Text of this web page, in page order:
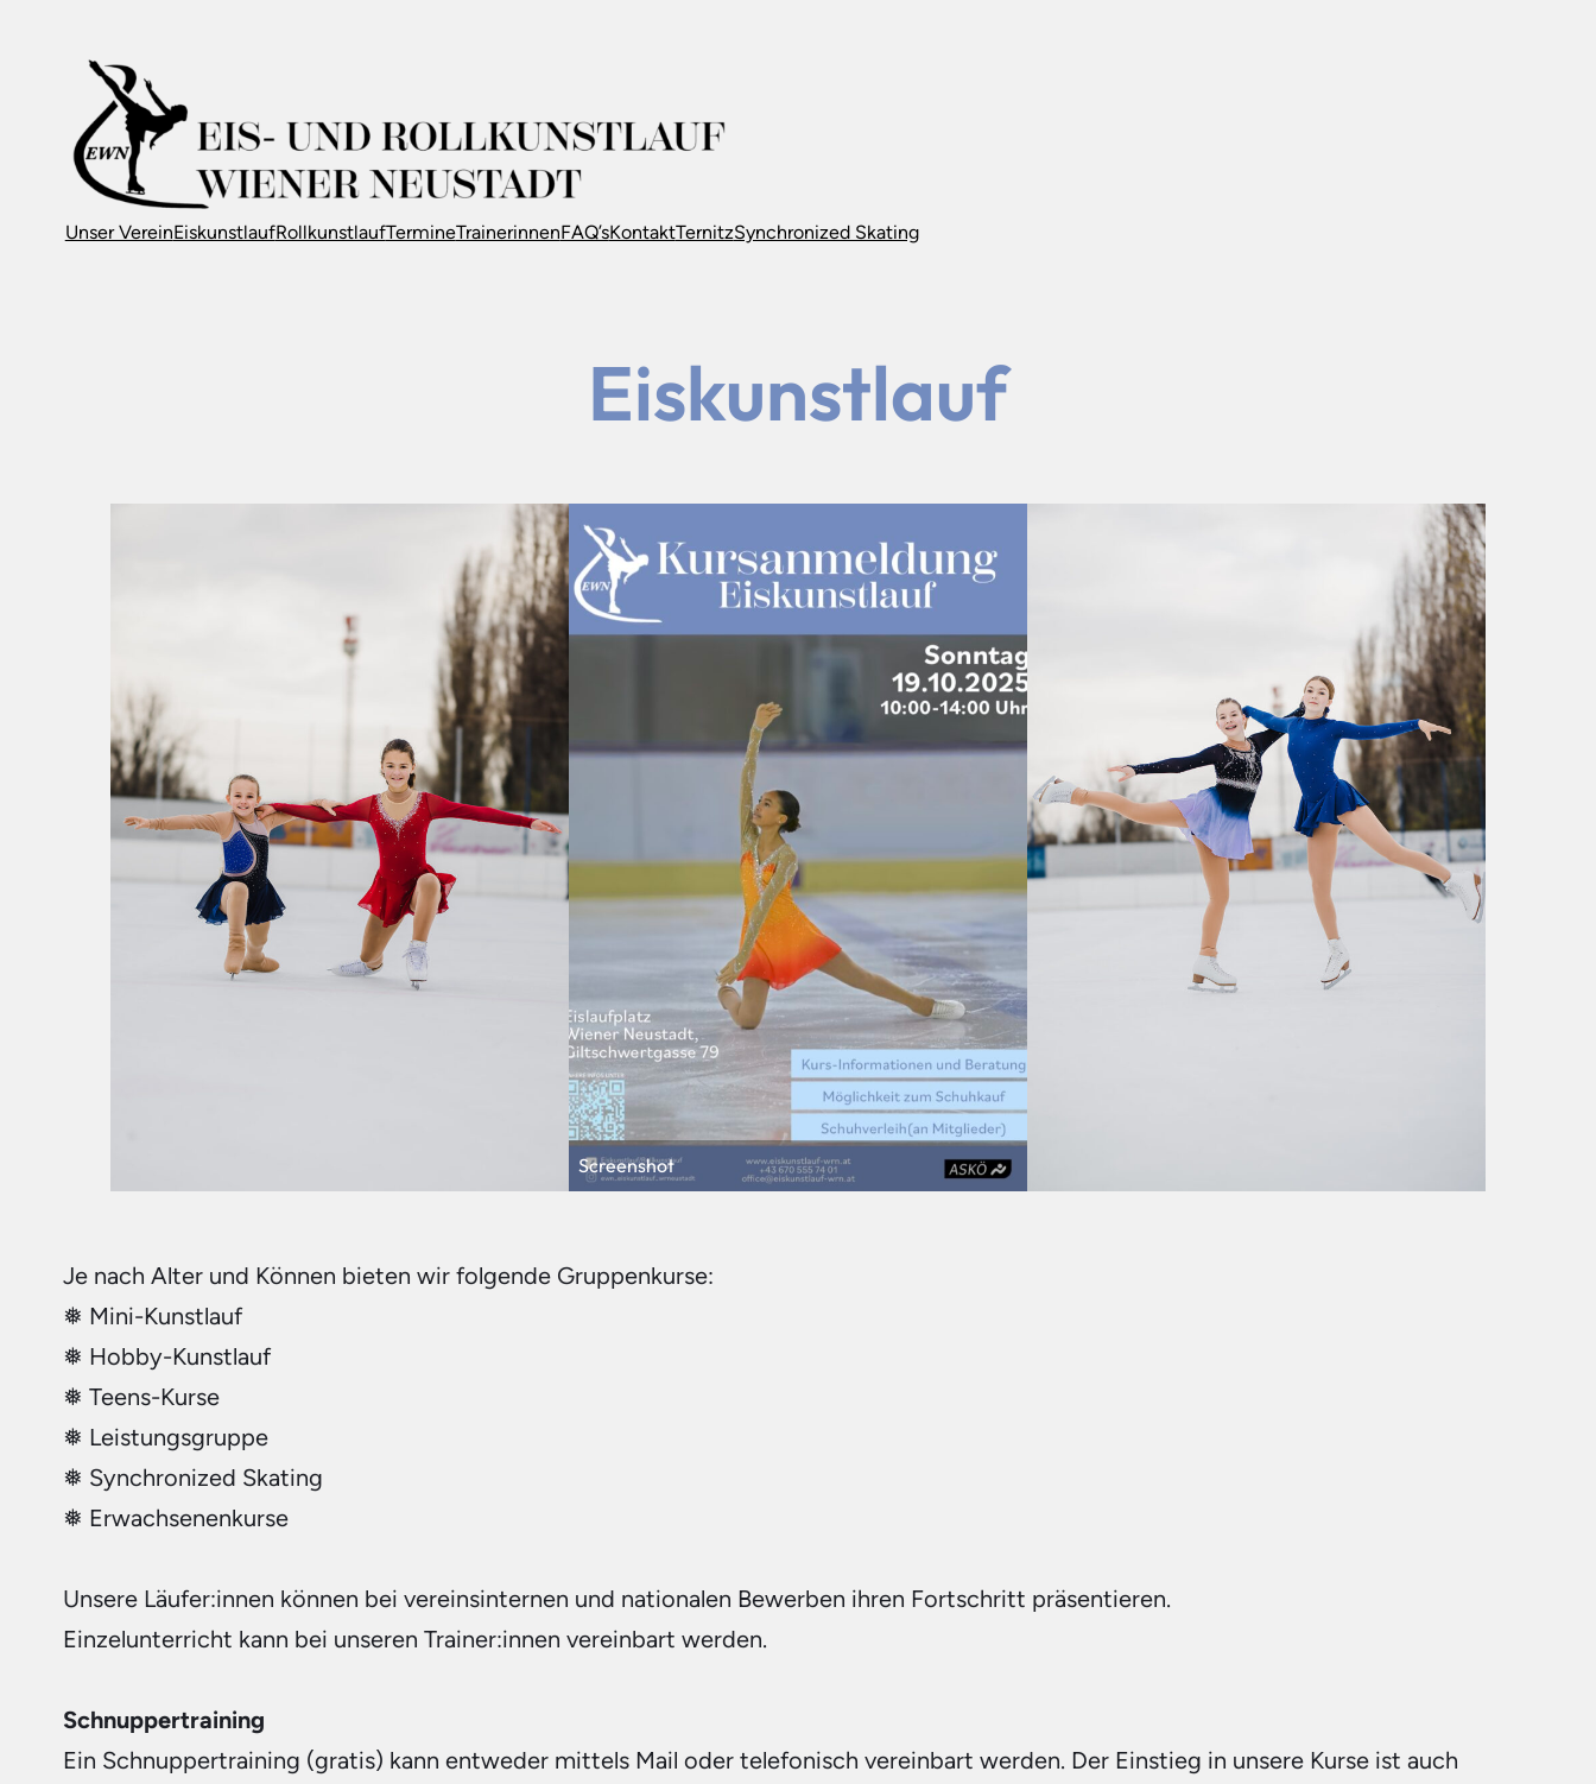
Unser VereinEiskunstlaufRollkunstlaufTermineTrainerinnenFAQ’sKontaktTernitzSynchronized Skating
Eiskunstlauf
Screenshot
Je nach Alter und Können bieten wir folgende Gruppenkurse:
❅ Mini-Kunstlauf
❅ Hobby-Kunstlauf
❅ Teens-Kurse
❅ Leistungsgruppe
❅ Synchronized Skating
❅ Erwachsenenkurse
Unsere Läufer:innen können bei vereinsinternen und nationalen Bewerben ihren Fortschritt präsentieren.
Einzelunterricht kann bei unseren Trainer:innen vereinbart werden.
Schnuppertraining
Ein Schnuppertraining (gratis) kann entweder mittels Mail oder telefonisch vereinbart werden. Der Einstieg in unsere Kurse ist auch